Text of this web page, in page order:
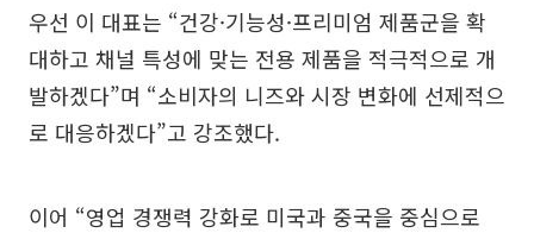
우선 이 대표는 “건강·기능성·프리미엄 제품군을 확
대하고 채널 특성에 맞는 전용 제품을 적극적으로 개
발하겠다”며 “소비자의 니즈와 시장 변화에 선제적으
로 대응하겠다”고 강조했다.
이어 “영업 경쟁력 강화로 미국과 중국을 중심으로